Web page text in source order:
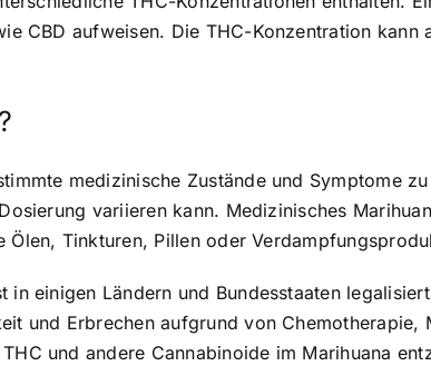
CBD aufweisen. Die THC-Konzentration
medizinische Zustände und Symptome
variieren kann. Medizinisches
Tinkturen, Pillen oder
einigen Ländern und Bundesstaaten
und Erbrechen aufgrund von
und andere Cannabinoide im Marihuana